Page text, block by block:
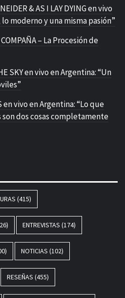
& AS I LAY DYING en vivo
moderno y una misma pasión”
– La Procesión de
SKY en vivo en Argentina: “Un
en vivo en Argentina: “Lo que
dos cosas completamente
(415)
ENTREVISTAS (174)
NOTICIAS (102)
RESEÑAS (455)